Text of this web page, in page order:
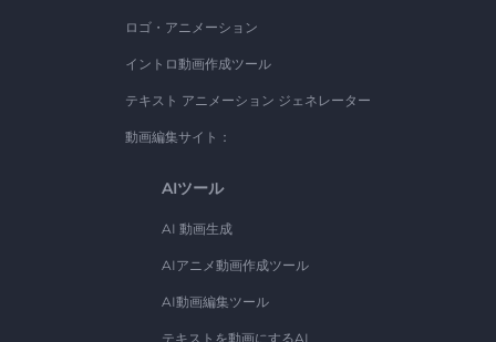
ロゴ・アニメーション
イントロ動画作成ツール
テキスト アニメーション ジェネレーター
動画編集サイト：
AIツール
AI 動画生成
AIアニメ動画作成ツール
AI動画編集ツール
テキストを動画にするAI